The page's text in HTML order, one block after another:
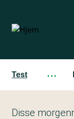
hovedindhold
Test ···
Disse